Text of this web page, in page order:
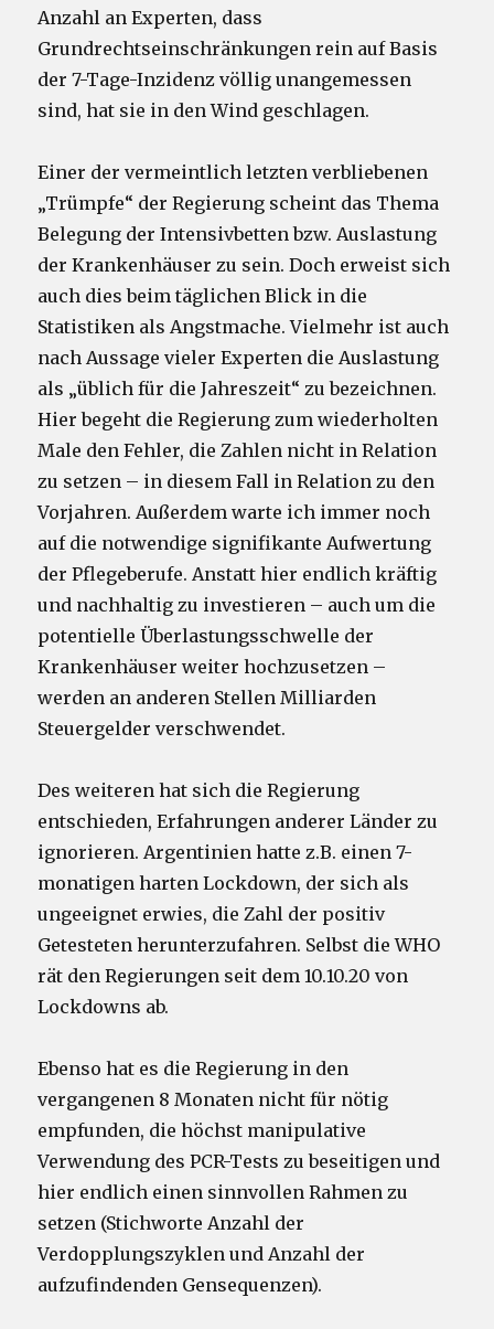
Anzahl an Experten, dass
Grundrechtseinschränkungen rein auf Basis
der 7-Tage-Inzidenz völlig unangemessen
sind, hat sie in den Wind geschlagen.
Einer der vermeintlich letzten verbliebenen
„Trümpfe“ der Regierung scheint das Thema
Belegung der Intensivbetten bzw. Auslastung
der Krankenhäuser zu sein. Doch erweist sich
auch dies beim täglichen Blick in die
Statistiken als Angstmache. Vielmehr ist auch
nach Aussage vieler Experten die Auslastung
als „üblich für die Jahreszeit“ zu bezeichnen.
Hier begeht die Regierung zum wiederholten
Male den Fehler, die Zahlen nicht in Relation
zu setzen – in diesem Fall in Relation zu den
Vorjahren. Außerdem warte ich immer noch
auf die notwendige signifikante Aufwertung
der Pflegeberufe. Anstatt hier endlich kräftig
und nachhaltig zu investieren – auch um die
potentielle Überlastungsschwelle der
Krankenhäuser weiter hochzusetzen –
werden an anderen Stellen Milliarden
Steuergelder verschwendet.
Des weiteren hat sich die Regierung
entschieden, Erfahrungen anderer Länder zu
ignorieren. Argentinien hatte z.B. einen 7-
monatigen harten Lockdown, der sich als
ungeeignet erwies, die Zahl der positiv
Getesteten herunterzufahren. Selbst die WHO
rät den Regierungen seit dem 10.10.20 von
Lockdowns ab.
Ebenso hat es die Regierung in den
vergangenen 8 Monaten nicht für nötig
empfunden, die höchst manipulative
Verwendung des PCR-Tests zu beseitigen und
hier endlich einen sinnvollen Rahmen zu
setzen (Stichworte Anzahl der
Verdopplungszyklen und Anzahl der
aufzufindenden Gensequenzen).